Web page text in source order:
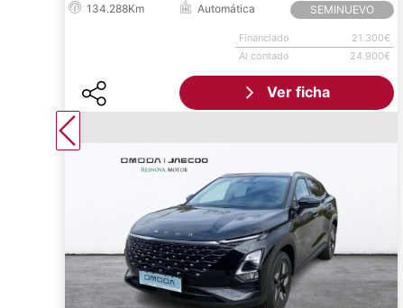
134.288Km Automática SEMINUEVO
Financiado
21.300€
Al contado
24.900€
Ver ficha